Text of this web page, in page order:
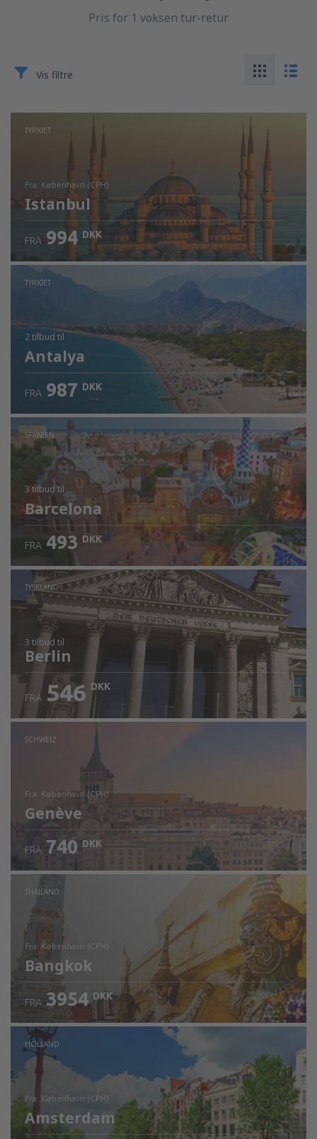
Pris for 1 voksen tur-retur
Vis filtre
TYRKIET
fra: København (CPH)
Istanbul
Kontrollér oplysninger
FRA 994 DKK
TYRKIET
2 tilbud til
Antalya
FRA 987 DKK
SPANIEN
3 tilbudtil
Barcelona
FRA 493 DKK
TYSKLAND
3 tilbud til
Berlin
FRA 546 DKK
SCHWEIZ
fra: København (CPH)
Genève
Kontrollér oplysninger
FRA 740 DKK
THAILAND
fra: København (CPH)
Bangkok
Kontrollér oplysninger
FRA 3954 DKK
HOLLAND
fra: København (CPH)
Amsterdam